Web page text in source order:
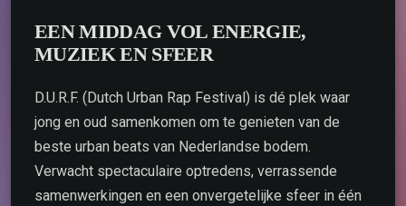
EEN MIDDAG VOL ENERGIE,
MUZIEK EN SFEER
D.U.R.F. (Dutch Urban Rap Festival) is dé plek waar
jong en oud samenkomen om te genieten van de
beste urban beats van Nederlandse bodem.
Verwacht spectaculaire optredens, verrassende
samenwerkingen en een onvergetelijke sfeer in één